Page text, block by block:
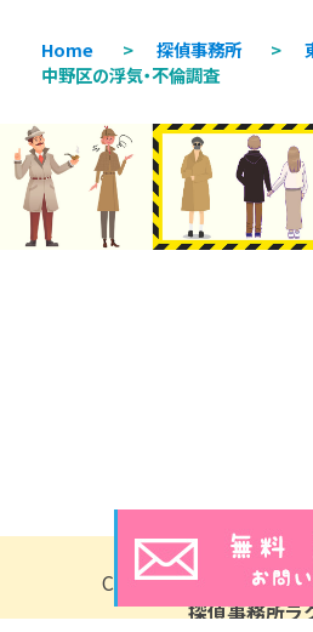
Home > 探偵事務所 >
中野区の浮気・不倫調査
Copyright © 2026 All
探偵事務所ラ